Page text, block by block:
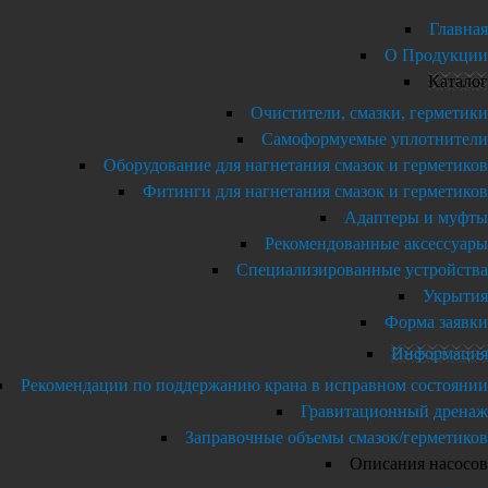
Главная
О Продукции
Каталог
Очистители, смазки, герметики
Самоформуемые уплотнители
Оборудование для нагнетания смазок и герметиков
Фитинги для нагнетания смазок и герметиков
Адаптеры и муфты
Рекомендованные аксессуары
Специализированные устройства
Укрытия
Форма заявки
Информация
Рекомендации по поддержанию крана в исправном состоянии
Гравитационный дренаж
Заправочные объемы смазок/герметиков
Описания насосов